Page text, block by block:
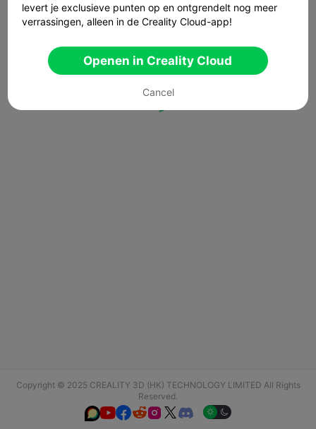
Copyright © 2025 CREALITY 3D (HK) TECHNOLOGY LIMITED All Rights
Reserved.
  
levert je exclusieve punten op en ontgrendelt nog meer
verrassingen, alleen in de Creality Cloud-app!
Openen in Creality Cloud
Cancel